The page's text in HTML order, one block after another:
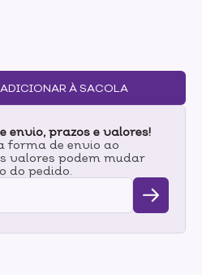
e conforto durante o
auxilia a manter o penteado
ADICIONAR À SACOLA
envio, prazos e valores!
forma de envio ao
valores podem mudar
do pedido.